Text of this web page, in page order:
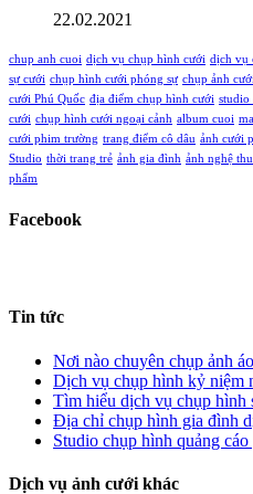
22.02.2021
chup anh cuoi dịch vụ chụp hình cưới dịch vụ
sự cưới chụp hình cưới phóng sự chụp ảnh
cưới Phú Quốc địa điểm chụp hình cưới studio
cưới chụp hình cưới ngoại cảnh album cuoi
cưới phim trường trang điểm cô dâu ảnh cưới
Studio thời trang trẻ ảnh gia đình ảnh nghệ
phẩm
Facebook
Tin tức
Nơi nào chuyên chụp ảnh
Dịch vụ chụp hình kỷ niệm
Tìm hiểu dịch vụ chụp hình
Địa chỉ chụp hình gia đình
Studio chụp hình quảng
Dịch vụ ảnh cưới khác